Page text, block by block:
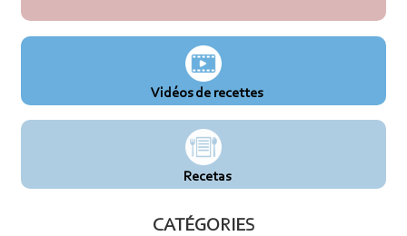
Vidéos de recettes
Recetas
CATÉGORIES